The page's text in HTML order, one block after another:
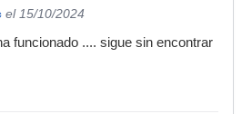
el 15/10/2024
funcionado .... sigue sin encontrar